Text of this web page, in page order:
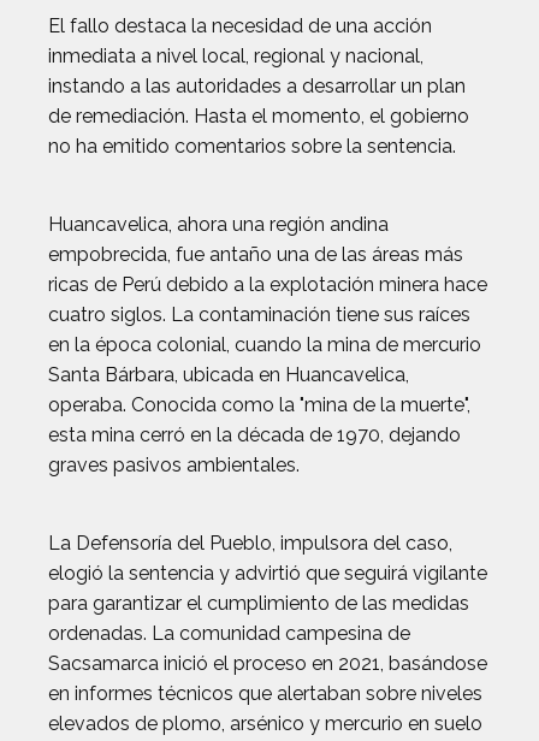
El fallo destaca la necesidad de una acción
inmediata a nivel local, regional y nacional,
instando a las autoridades a desarrollar un plan
de remediación. Hasta el momento, el gobierno
no ha emitido comentarios sobre la sentencia.
Huancavelica, ahora una región andina
empobrecida, fue antaño una de las áreas más
ricas de Perú debido a la explotación minera hace
cuatro siglos. La contaminación tiene sus raíces
en la época colonial, cuando la mina de mercurio
Santa Bárbara, ubicada en Huancavelica,
operaba. Conocida como la "mina de la muerte",
esta mina cerró en la década de 1970, dejando
graves pasivos ambientales.
La Defensoría del Pueblo, impulsora del caso,
elogió la sentencia y advirtió que seguirá vigilante
para garantizar el cumplimiento de las medidas
ordenadas. La comunidad campesina de
Sacsamarca inició el proceso en 2021, basándose
en informes técnicos que alertaban sobre niveles
elevados de plomo, arsénico y mercurio en suelo